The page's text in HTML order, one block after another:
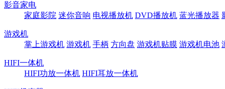
影音家电
家庭影院 迷你音响 电视播放机 DVD播放机 蓝光播放器
游戏机
掌上游戏机 游戏机 手柄 方向盘 游戏机贴膜 游戏机电池
HIFI一体机
HIFI功放一体机 HIFI耳放一体机